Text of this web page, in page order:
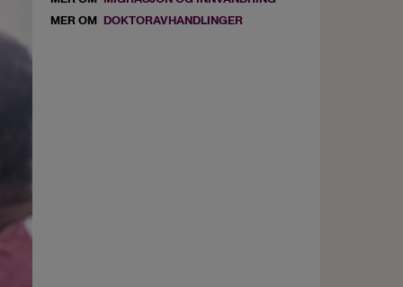
MER OM DOKTORAVHANDLINGER